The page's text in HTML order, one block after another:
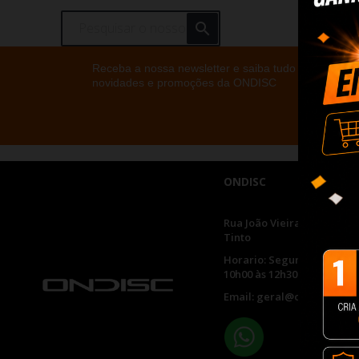

Receba a nossa newsletter e saiba tudo sobre as
novidades e promoções da ONDISC
ONDISC
Rua João Vieira, 436 |
Tinto
Horario: Segunda a Sexta
10h00 às 12h30 e 14h30 às
Email: geral@ondisc.pt